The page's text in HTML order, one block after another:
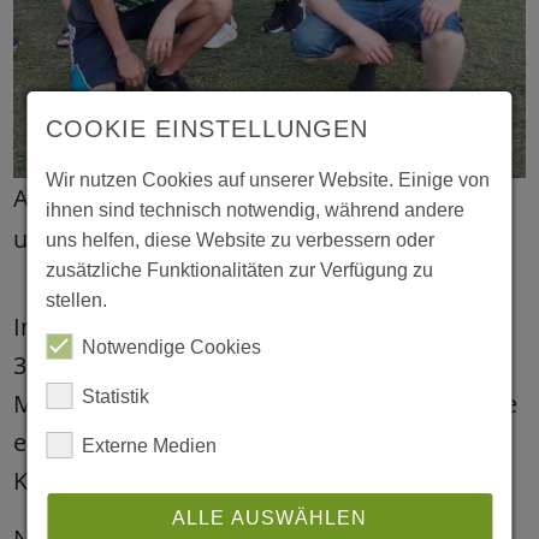
Auch in Bochum waren wir sportlich
unterwegs
In Bochum ging am 23. Juni bei tropischen
33°C eine motivierte Gruppe an Outlaw-
Mitarbeiter:innen an den Start und bewältigte
erfolgreich die 5,5 km lange Strecke am
Kemnader See.
COOKIE EINSTELLUNGEN
Wir nutzen Cookies auf unserer Website. Einige von
ihnen sind technisch notwendig, während andere
uns helfen, diese Website zu verbessern oder
zusätzliche Funktionalitäten zur Verfügung zu
stellen.
Notwendige Cookies
Statistik
Externe Medien
ALLE AUSWÄHLEN